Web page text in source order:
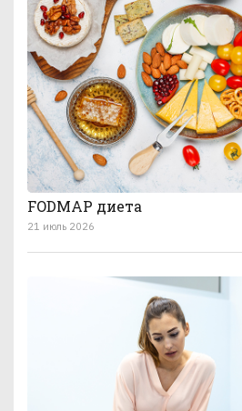
FODMAP диета
21 июль 2026